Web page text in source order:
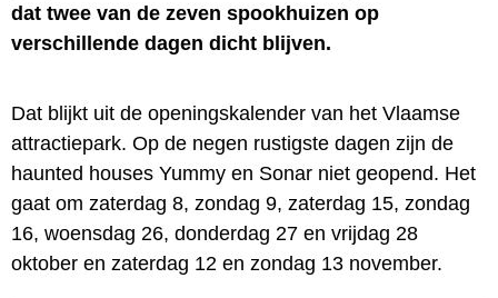
dat twee van de zeven spookhuizen op
verschillende dagen dicht blijven.
Dat blijkt uit de openingskalender van het Vlaamse
attractiepark. Op de negen rustigste dagen zijn de
haunted houses Yummy en Sonar niet geopend. Het
gaat om zaterdag 8, zondag 9, zaterdag 15, zondag
16, woensdag 26, donderdag 27 en vrijdag 28
oktober en zaterdag 12 en zondag 13 november.